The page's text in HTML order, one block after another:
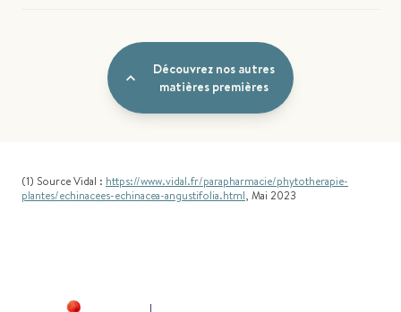
Découvrez nos autres
matières premières
(1) Source Vidal : https://www.vidal.fr/parapharmacie/phytotherapie-
plantes/echinacees-echinacea-angustifolia.html, Mai 2023